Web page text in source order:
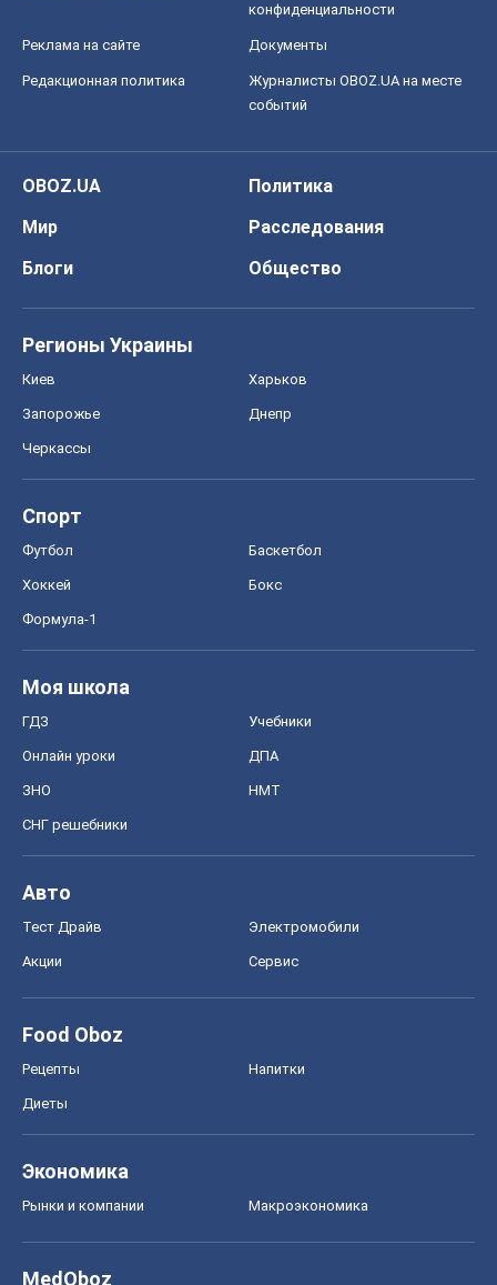
конфиденциальности
Реклама на сайте Документы
Редакционная политика
Журналисты OBOZ.UA на месте
событий
OBOZ.UA
Политика
Мир
Расследования
Блоги
Общество
Регионы Украины
Киев Харьков
Запорожье Днепр
Черкассы
Спорт
Футбол Баскетбол
Хоккей Бокс
Формула-1
Моя школа
ГДЗ Учебники
Онлайн уроки ДПА
ЗНО НМТ
СНГ решебники
Авто
Тест Драйв Электромобили
Акции Сервис
Food Oboz
Рецепты Напитки
Диеты
Экономика
Рынки и компании Mакроэкономика
MedOboz